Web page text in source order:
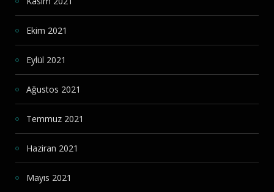
Ekim 2021
Eylül 2021
Ağustos 2021
Temmuz 2021
Haziran 2021
Mayıs 2021